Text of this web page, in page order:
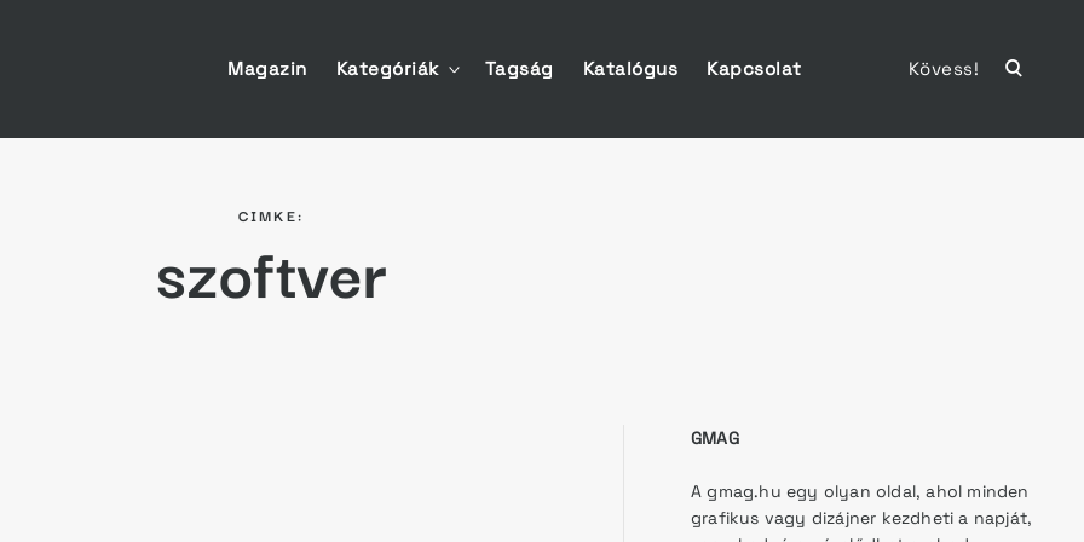
Magazin Kategóriák toggle
child
Tagság Katalógus Kapcsolat Kövess!
open
CIMKE:
szoftver
GMAG
A gmag.hu egy olyan oldal, ahol minden
grafikus vagy dizájner kezdheti a napját,